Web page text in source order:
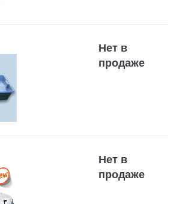
Нет в
продаже
Нет в
продаже